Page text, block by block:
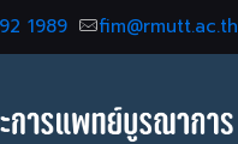
1989 fim@rmutt.ac.th